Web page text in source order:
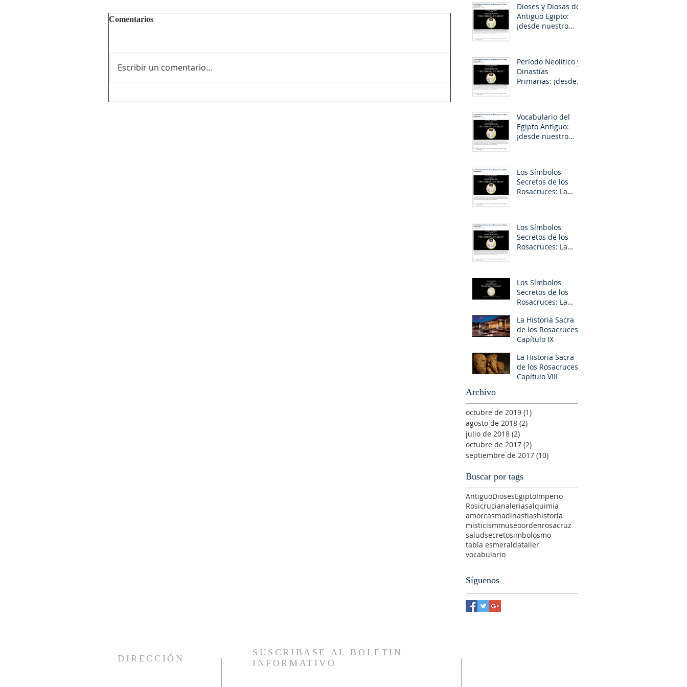
Comentarios
Escribir un comentario...
Dioses y Diosas del
Antiguo Egipto:
¡desde nuestro
Período Neolítico y
Dinastías
Primarias: ¡desde
Vocabulario del
Egipto Antiguo:
¡desde nuestro
Los Símbolos
Secretos de los
Rosacruces: La
Los Símbolos
Secretos de los
Rosacruces: La
Los Símbolos
Secretos de los
Rosacruces: La
La Historia Sacra
de los Rosacruces
Capítulo IX
La Historia Sacra
de los Rosacruces
Capítulo VIII
Archivo
octubre de 2019 (1)
agosto de 2018 (2)
julio de 2018 (2)
octubre de 2017 (2)
septiembre de 2017 (10)
Buscar por tags
AntiguoDiosesEgiptoImperio
Rosicrucianaleriasalquimia
amorcasmadinastiashistoria
misticismmuseoordenrosacruz
saludsecretosimbolosmo
tabla esmeraldataller
vocabulario
Síguenos
DIRECCIÓN
SUSCRIBASE AL BOLETIN
INFORMATIVO